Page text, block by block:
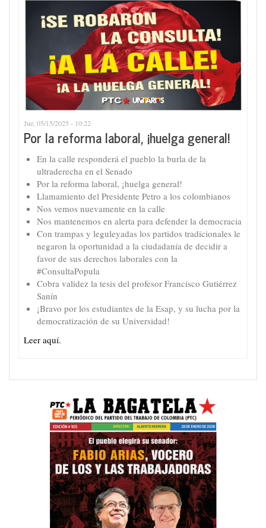
Jue, 05/15/2025 - 10:22
Por la reforma laboral, ¡huelga general!
En la calle responderá el pueblo la burla de la
ultraderecha en el Senado
Por la reforma laboral, ¡huelga general!
Llamamiento del Presidente Petro a los colombianos
Nos vemos nuevamente en la calle
Nos mantenemos en alerta para defender la democracia
Con trampas y leguleyadas los partidos tradicionales le
negaron la oportunidad a la ciudadanía de decidir a
favor de sus derechos laborales con la
#ConsultaPopula
Cobra validez la tesis del profesor Francisco Gutiérrez
Sanín
¡Bravo por los estudiantes de la Esap, y su lucha por la
democratización de su Universidad!
Leer aquí.